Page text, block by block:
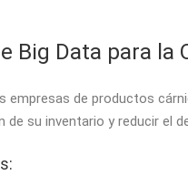
Big Data para
empresas de productos
su inventario y reducir el